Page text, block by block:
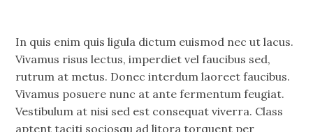
In quis enim quis ligula dictum euismod nec ut lacus.
Vivamus risus lectus, imperdiet vel faucibus sed,
rutrum at metus. Donec interdum laoreet faucibus.
Vivamus posuere nunc at ante fermentum feugiat.
Vestibulum at nisi sed est consequat viverra. Class
aptent taciti sociosqu ad litora torquent per